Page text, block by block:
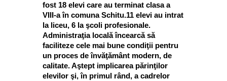
fost 18 elevi care au terminat clasa a
VIII-a în comuna Schitu.11 elevi au intrat
la liceu, 6 la şcoli profesionale.
Administraţia locală încearcă să
faciliteze cele mai bune condiţii pentru
un proces de învăţământ modern, de
calitate. Aştept implicarea părinţilor
elevilor şi, în primul rând, a cadrelor